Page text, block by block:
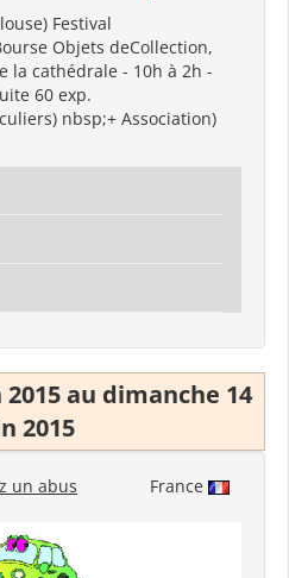
Festival
Bourse Objets deCollection,
la cathédrale - 10h à 2h -
60 exp.
nbsp;+ Association)
au dimanche 14
2015
France
un abus